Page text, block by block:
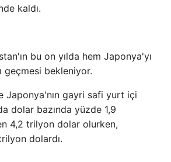
kaldı.
bu on yılda hem Japonya'yı
geçmesi bekleniyor.
Japonya'nın gayri safi yurt içi
dolar bazında yüzde 1,9
4,2 trilyon dolar olurken,
dolardı.